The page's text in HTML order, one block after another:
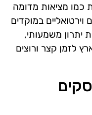
כמו מציאות מדומה
וירטואליים במוקדים
יתרון משמעותי,
לזמן קצר ורוצים